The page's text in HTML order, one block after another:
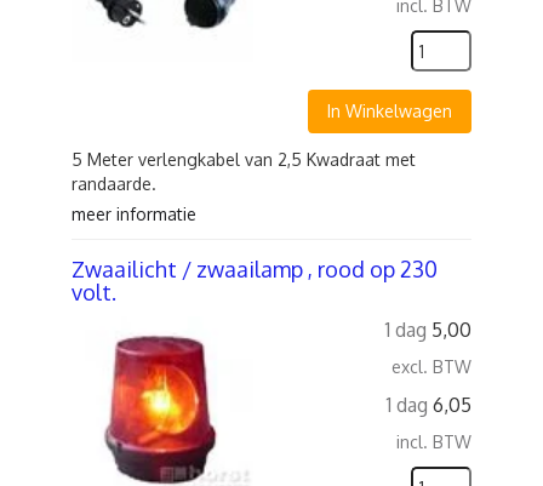
incl. BTW
In Winkelwagen
5 Meter verlengkabel van 2,5 Kwadraat met
randaarde.
meer informatie
Zwaailicht / zwaailamp , rood op 230
volt.
1 dag 5,00
excl. BTW
1 dag 6,05
incl. BTW